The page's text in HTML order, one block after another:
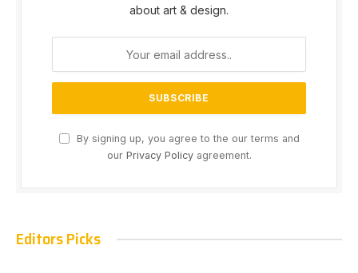
about art & design.
By signing up, you agree to the our terms and
our Privacy Policyagreement.
Editors Picks